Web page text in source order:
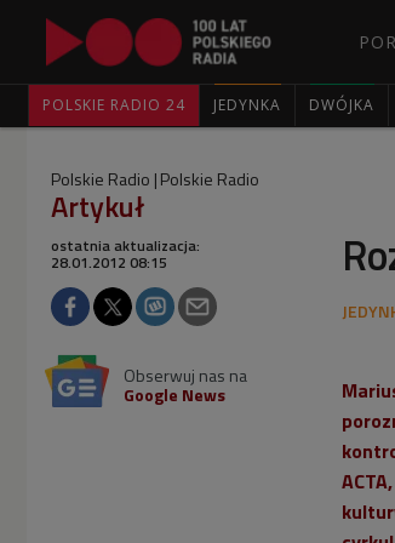
POLSKIE RADIO 24 JEDYNKA DWÓJKA
Polskie Radio Polskie Radio
Artykuł
ostatnia aktualizacja:
28.01.2012 08:15
Obserwuj nas na
Google News